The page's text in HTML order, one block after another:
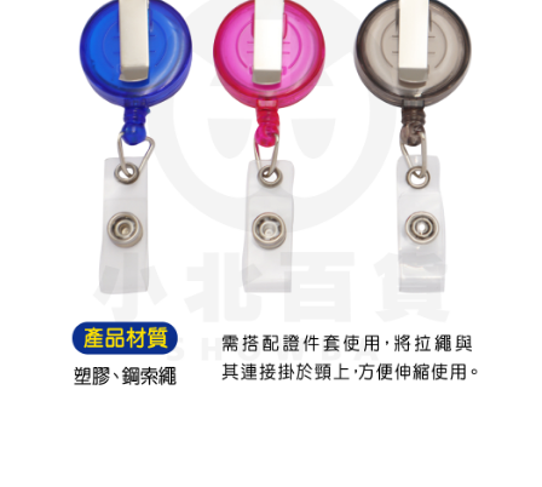
一、關於 AFTEE先享後付
1. 於付款方式選擇AFTEE先享後付，將跳出AFTEE先享後付手機驗證視
2. 進行簡訊驗證之後，即可完成結帳手續。
3. 訂單確認後不需事先繳費，商品會配送至您的指定地址。
4. 下訂完成後，您的手機會收到一封繳費通知簡訊，APP會員則會收到
AFTEE APP推播通知。
5. 收到商品當下無需繳費，確認無誤後，請再利用繳費通知簡訊或AFTEE
APP於四大便利商店‧ATM/網銀等方式進行付款。
繳費期限，為商家向您請款的時間，再加上使用AFTEE可延長的天數所計算
出。使用AFTEE下訂可以延長您收到商品前的繳費天數，但無法保證一定能
夠在期限內收到商品(例如:預購商品或預計到貨時間較長者)。因此無論收到
商品與否，仍需要請您在AFTEE規定的時間內完成繳費。
ATM付款
全家取貨付款
每笔NT$60，满NT$599(含以上)免运费
付款後全家取貨
每笔NT$60，满NT$599(含以上)免运费
付款後7-11取貨